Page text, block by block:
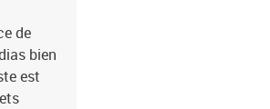
de
bien
est